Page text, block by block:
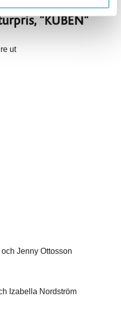
"KUBEN"
ut
Jenny Ottosson
Izabella Nordström